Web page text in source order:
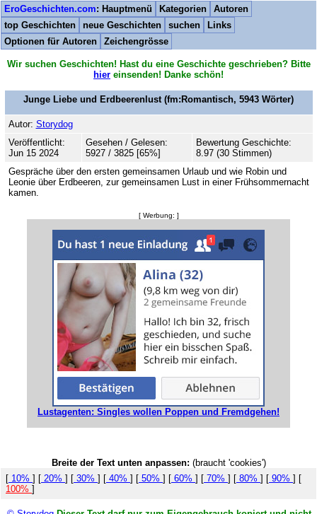
EroGeschichten.com: Hauptmenü Kategorien
Autoren
top Geschichten
neue Geschichten suchen
Links
Optionen für Autoren
Zeichengrösse
Wir suchen Geschichten! Hast du eine Geschichte geschrieben? Bitte
hier einsenden! Danke schön!
Junge Liebe und Erdbeerenlust (fm:Romantisch, 5943 Wörter)
Autor: Storydog
Veröffentlicht:
Jun 15 2024
Gesehen / Gelesen:
5927 / 3825 [65%]
Bewertung Geschichte:
8.97 (30 Stimmen)
Gespräche über den ersten gemeinsamen Urlaub und wie Robin und
Leonie über Erdbeeren, zur gemeinsamen Lust in einer Frühsommernacht
kamen.
[ Werbung: ]
Lustagenten: Singles wollen Poppen und Fremdgehen!
Breite der Text unten anpassen: (braucht 'cookies')
[ 10% ] [ 20% ] [ 30% ] [ 40% ] [ 50% ] [ 60% ] [ 70% ] [ 80% ] [ 90% ] [
100% ]